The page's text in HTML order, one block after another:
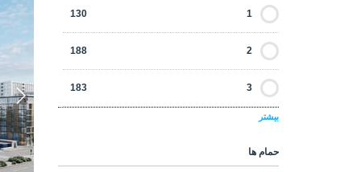
1
130
2
188
3
183
بیشتر
حمام ها